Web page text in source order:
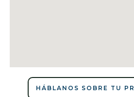
HÁBLANOS SOBRE TU